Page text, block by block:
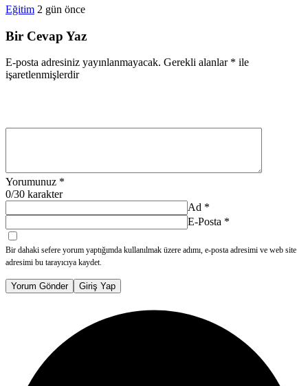
Eğitim 2 gün önce
Bir Cevap Yaz
E-posta adresiniz yayınlanmayacak. Gerekli alanlar * ile
işaretlenmişlerdir
Yorumunuz *
0/30 karakter
Ad *
E-Posta *
Bir dahaki sefere yorum yaptığımda kullanılmak üzere adımı, e-posta adresimi ve web site
adresimi bu tarayıcıya kaydet.
Yorum Gönder Giriş Yap